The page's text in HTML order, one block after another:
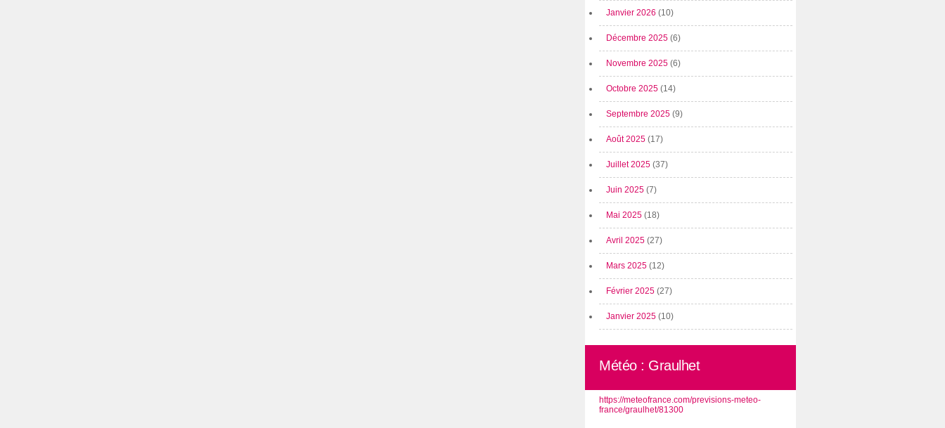
Janvier 2026 (10)
Décembre 2025 (6)
Novembre 2025 (6)
Octobre 2025 (14)
Septembre 2025 (9)
Août 2025 (17)
Juillet 2025 (37)
Juin 2025 (7)
Mai 2025 (18)
Avril 2025 (27)
Mars 2025 (12)
Février 2025 (27)
Janvier 2025 (10)
Météo : Graulhet
https://meteofrance.com/previsions-meteo-
france/graulhet/81300